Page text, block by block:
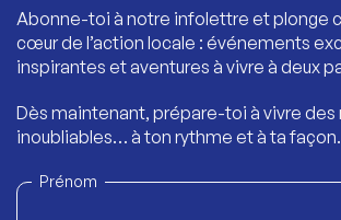
Abonne-toi à notre infolettre et plonge
cœur de l’action locale : événements
inspirantes et aventures à vivre à deux
Dès maintenant, prépare-toi à vivre
inoubliables… à ton rythme et à ta façon.
Prénom